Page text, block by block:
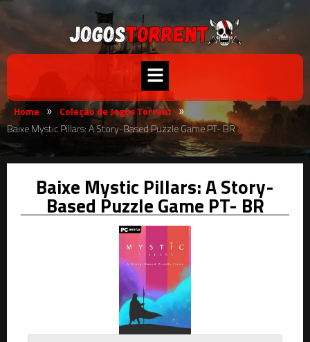
Home » Coleção de Jogos Torrent »
Baixe Mystic Pillars: A Story-Based Puzzle Game PT- BR
Baixe Mystic Pillars: A Story-
Based Puzzle Game PT- BR